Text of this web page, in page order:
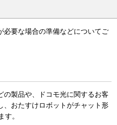
必要な場合の準備などについてご
の製品や、ドコモ光に関するお客
、おたすけロボットがチャット形
す。